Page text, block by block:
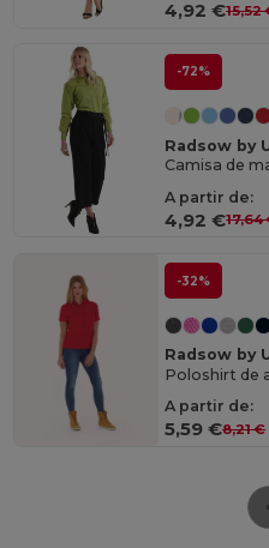
4,92 €15,52
-72%
Radsow by
Camisa de
A partir de:
4,92 €17,64
-32%
Radsow by
Poloshirt de
A partir de:
5,59 €8,21 €